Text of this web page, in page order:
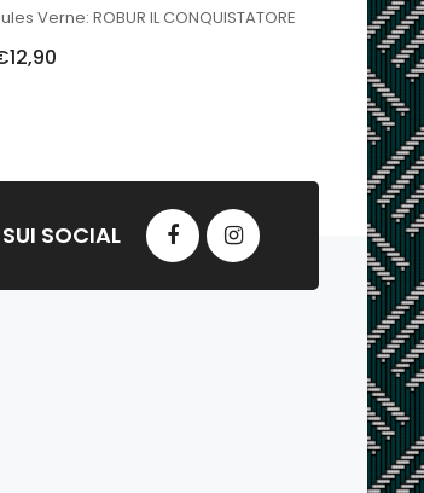
Verne: ROBUR IL CONQUISTATORE
SOCIAL